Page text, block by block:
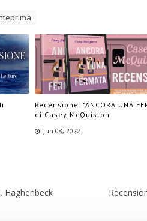
Recensione: "ANCORA UNA
di Casey McQuiston
Jun 08, 2022
Haghenbeck